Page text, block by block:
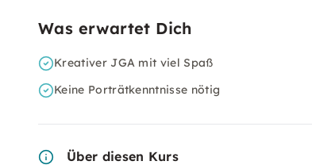
Was erwartet Dich
Kreativer JGA mit viel Spaß
Keine Porträtkenntnisse nötig
Über diesen Kurs